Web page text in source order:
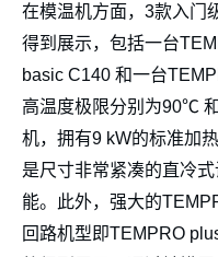
在模温机方面，3款入门
得到展示，包括一台
basic C140 和一台
高温度极限分别为90℃
机，拥有9 kW的标准加
是尺寸非常紧凑的直冷
能。此外，强大的
回路机型即TEMPRO